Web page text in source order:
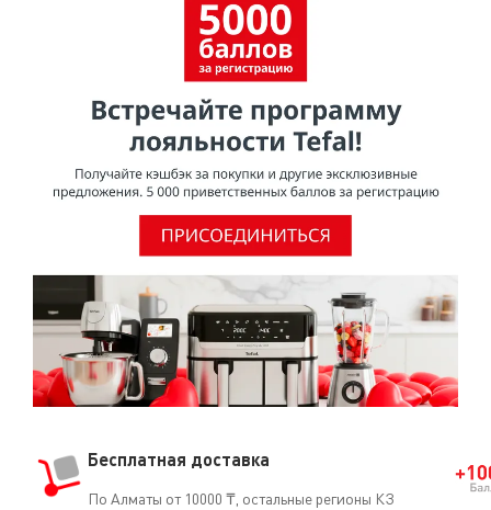
Казахстане и доставка по всему Казахстану.
Бесплатная доставка
По Алматы от 10000 ₸, остальные регионы КЗ